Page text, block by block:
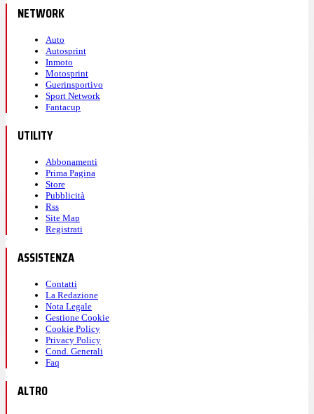
NETWORK
Auto
Autosprint
Inmoto
Motosprint
Guerinsportivo
Sport Network
Fantacup
UTILITY
Abbonamenti
Prima Pagina
Store
Pubblicità
Rss
Site Map
Registrati
ASSISTENZA
Contatti
La Redazione
Nota Legale
Gestione Cookie
Cookie Policy
Privacy Policy
Cond. Generali
Faq
ALTRO